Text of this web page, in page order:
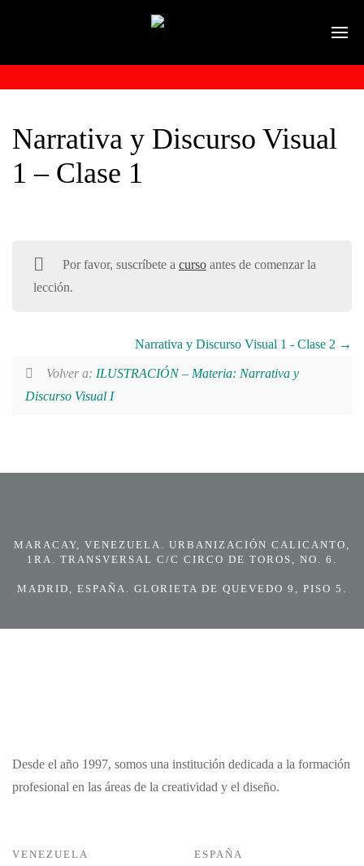
Narrativa y Discurso Visual
1 – Clase 1
Por favor, suscríbete a cursoantes de comenzar la
lección.
Narrativa y Discurso Visual 1 - Clase 2
Volver a: ILUSTRACIÓN – Materia: Narrativa y
Discurso Visual I
MARACAY, VENEZUELA. URBANIZACIÓN CALICANTO,
1RA. TRANSVERSAL C/C CIRCO DE TOROS, NO. 6.
MADRID, ESPAÑA. GLORIETA DE QUEVEDO 9, PISO 5.
Desde el año 1997, somos una institución dedicada a la formación
profesional en las áreas de la creatividad y el diseño.
VENEZUELA ESPAÑA